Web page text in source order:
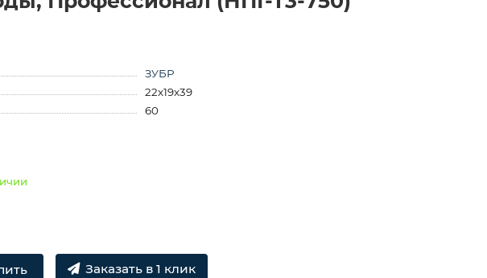
ЗУБР
22x19x39
60
Заказать в 1 клик